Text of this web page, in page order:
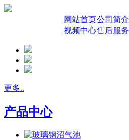
网站首页公司简介
视频中心售后服务
更多..
产品中心